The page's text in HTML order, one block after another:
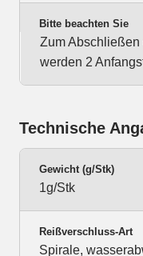
Bitte beachten Sie
Zum
werden 2
Technische
Gewicht (g/Stk)
1g/Stk
Reißverschluss-Art
Spirale,